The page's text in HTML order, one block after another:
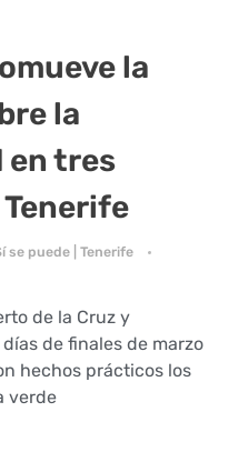
la
la
en tres
se puede | Tenerife
de la Cruz y
de finales de marzo
hechos prácticos los
verde